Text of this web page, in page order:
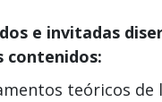
e invitadas
contenidos:
teóricos de